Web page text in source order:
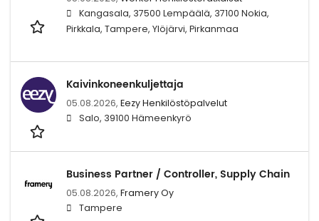
Kangasala, 37500 Lempäälä, 37100 Nokia,
Pirkkala, Tampere, Ylöjärvi, Pirkanmaa
Kaivinkoneenkuljettaja
05.08.2026, Eezy Henkilöstöpalvelut
Salo, 39100 Hämeenkyrö
Business Partner / Controller, Supply Chain
05.08.2026, Framery Oy
Tampere